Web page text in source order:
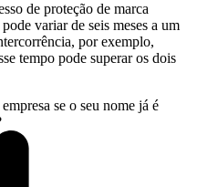
de proteção de marca
variar de seis meses a um
por exemplo,
tempo pode superar os dois
se o seu nome já é